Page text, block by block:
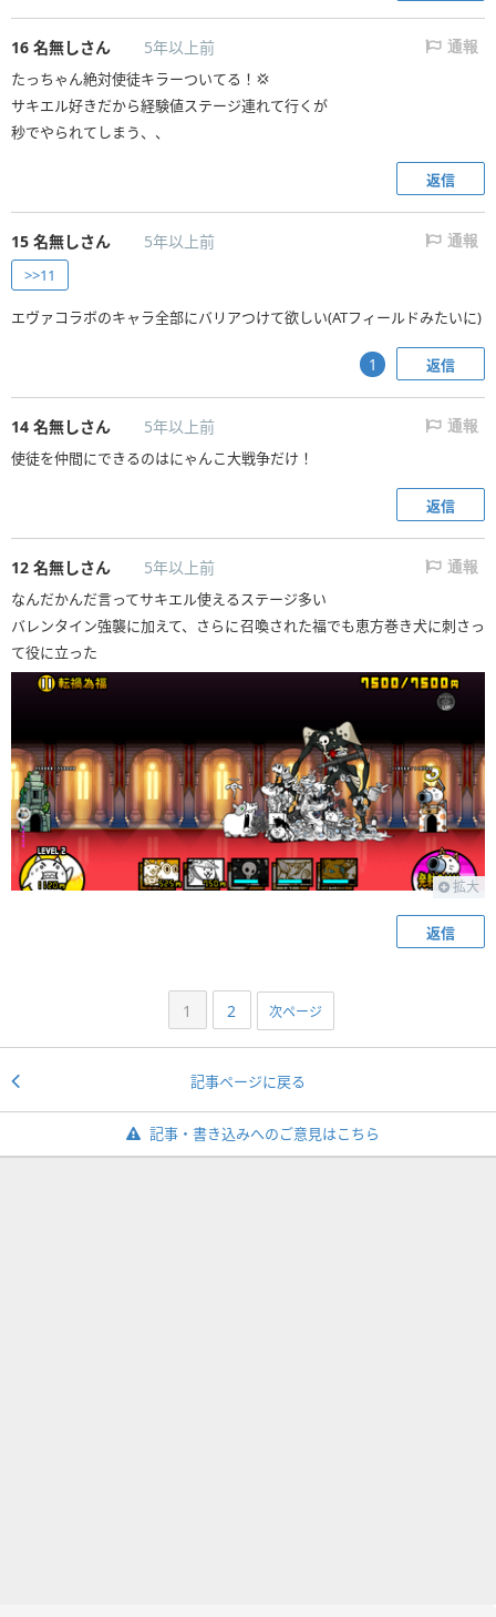
16 名無しさん 5年以上前 通報
たっちゃん絶対使徒キラーついてる！💢
サキエル好きだから経験値ステージ連れて行くが
秒でやられてしまう、、
返信
15 名無しさん 5年以上前 通報
>>11
エヴァコラボのキャラ全部にバリアつけて欲しい(ATフィールドみたいに)
返信
1
14 名無しさん 5年以上前 通報
使徒を仲間にできるのはにゃんこ大戦争だけ！
返信
12 名無しさん 5年以上前 通報
なんだかんだ言ってサキエル使えるステージ多い
バレンタイン強襲に加えて、さらに召喚された福でも恵方巻き犬に刺さっ
て役に立った
拡大
返信
1 2 次ページ
記事ページに戻る
記事・書き込みへのご意見はこちら